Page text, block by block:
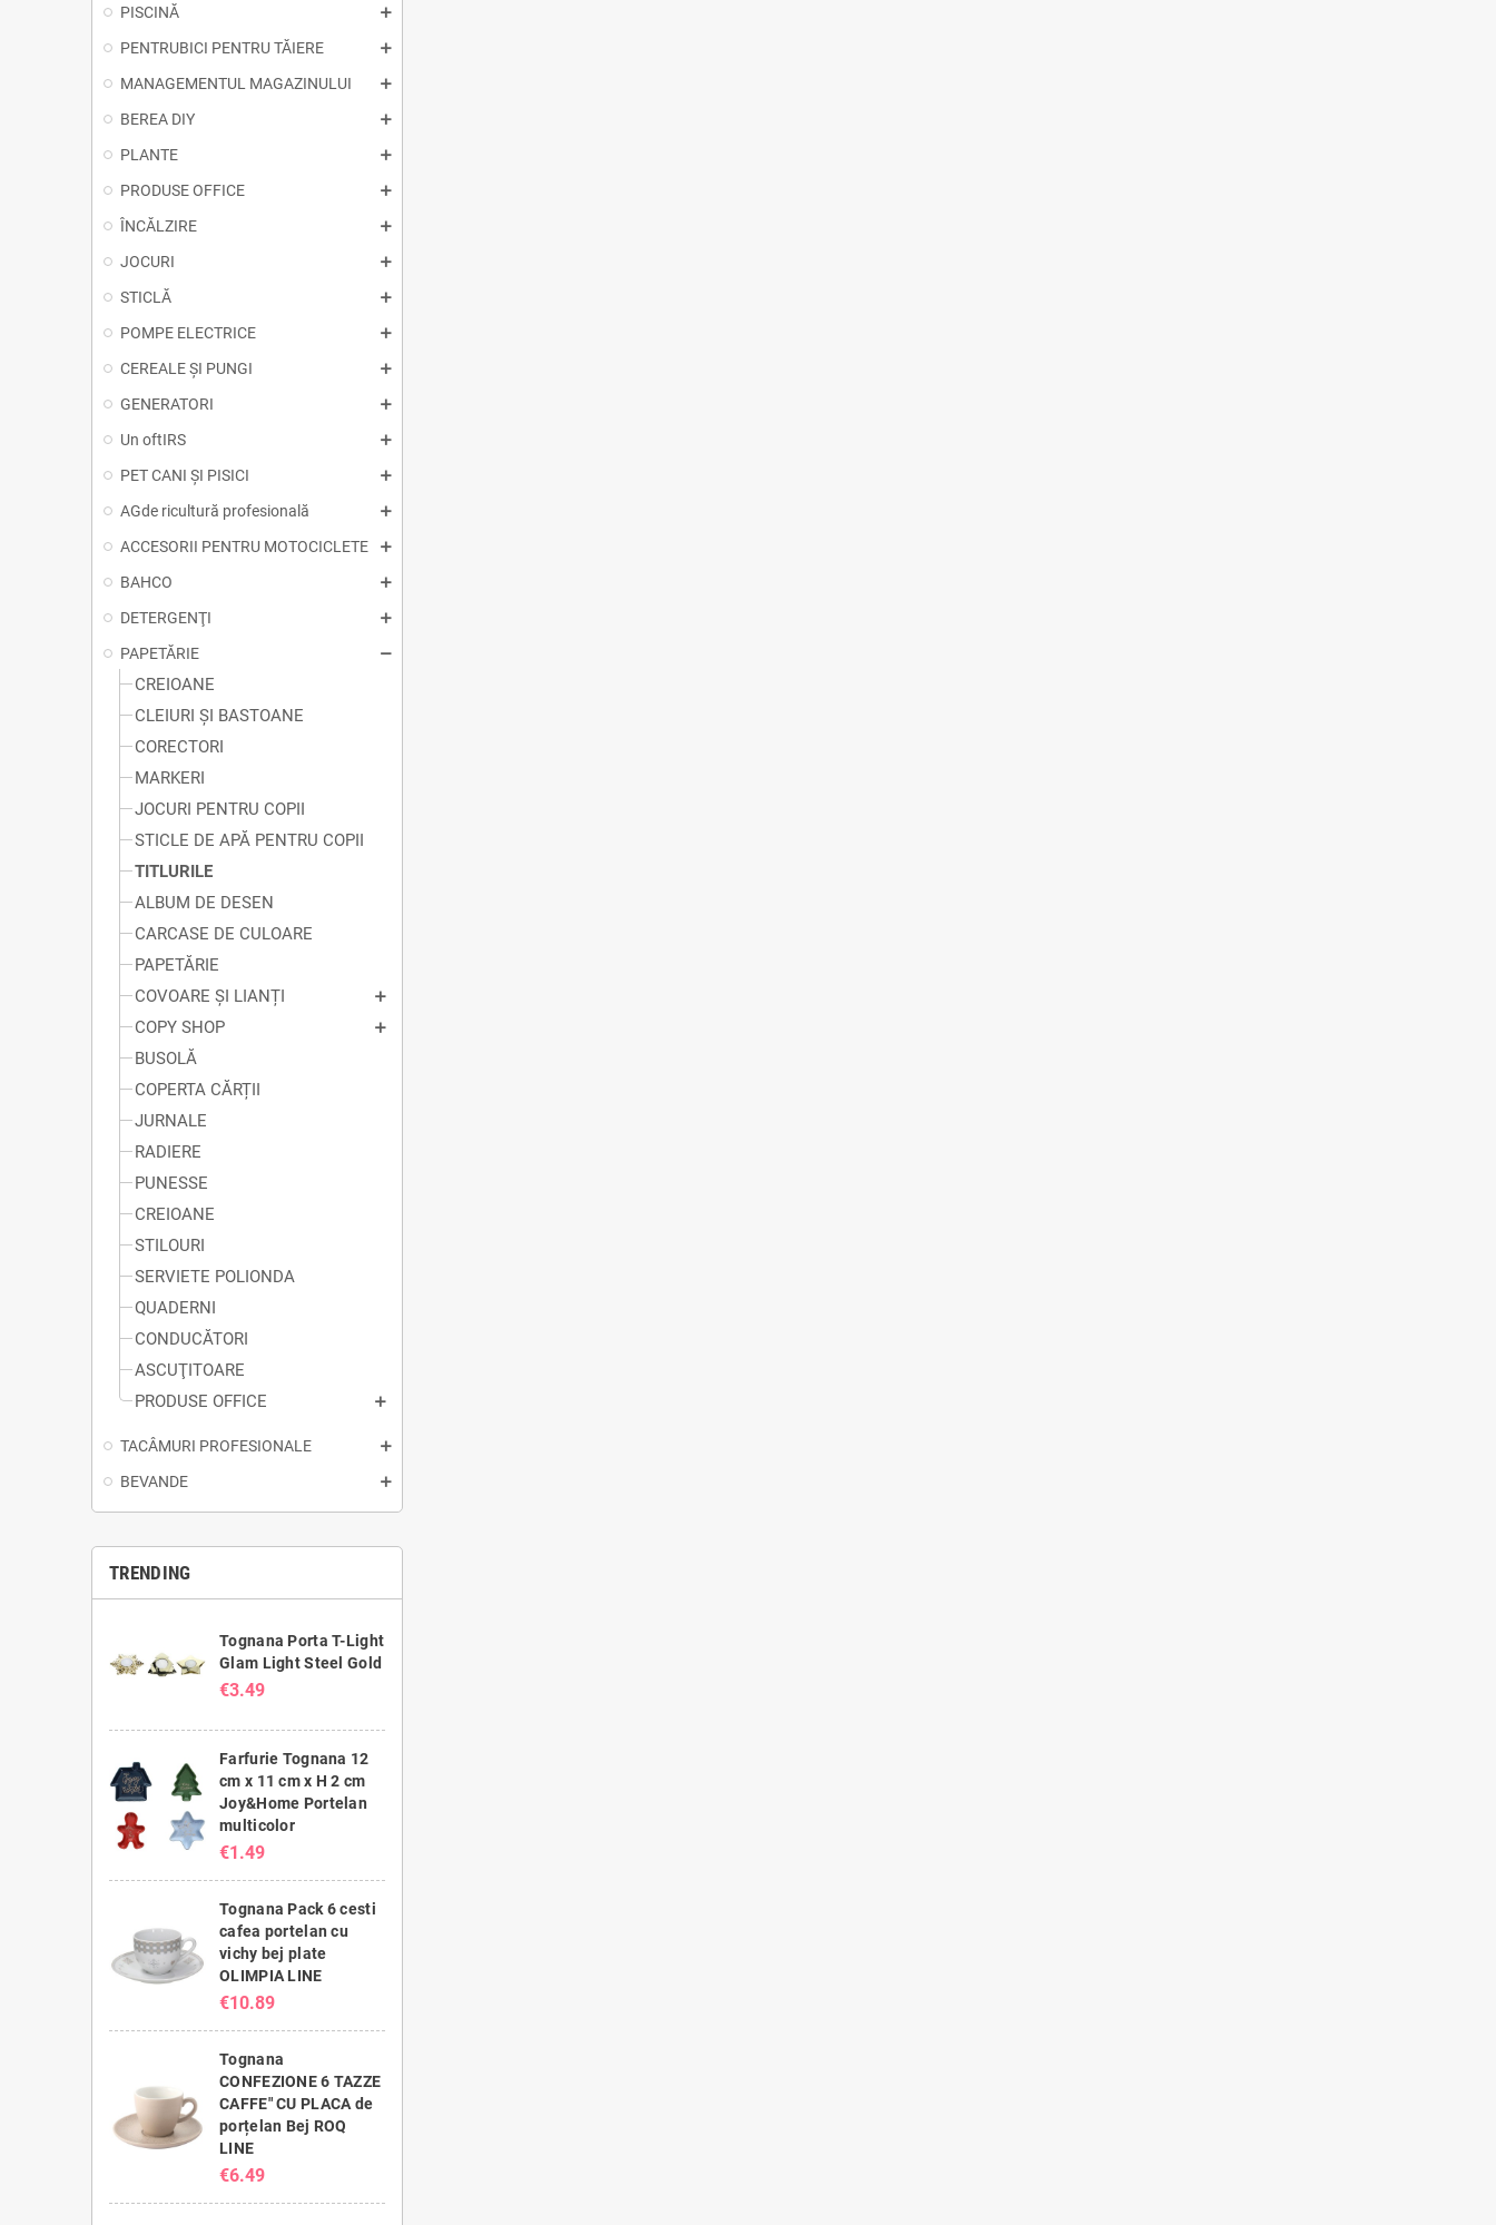
PISCINĂ
PENTRUBICI PENTRU TĂIERE
MANAGEMENTUL MAGAZINULUI
BEREA DIY
PLANTE
PRODUSE OFFICE
ÎNCĂLZIRE
JOCURI
STICLĂ
POMPE ELECTRICE
CEREALE ȘI PUNGI
GENERATORI
Un oftIRS
PET CANI ȘI PISICI
AGde ricultură profesională
ACCESORII PENTRU MOTOCICLETE
BAHCO
DETERGENŢI
PAPETĂRIE
CREIOANE
CLEIURI ȘI BASTOANE
CORECTORI
MARKERI
JOCURI PENTRU COPII
STICLE DE APĂ PENTRU COPII
TITLURILE
ALBUM DE DESEN
CARCASE DE CULOARE
PAPETĂRIE
COVOARE ȘI LIANȚI
COPY SHOP
BUSOLĂ
COPERTA CĂRȚII
JURNALE
RADIERE
PUNESSE
CREIOANE
STILOURI
SERVIETE POLIONDA
QUADERNI
CONDUCĂTORI
ASCUŢITOARE
PRODUSE OFFICE
TACÂMURI PROFESIONALE
BEVANDE
TRENDING
Tognana Porta T-Light
Glam Light Steel Gold
€3.49
Farfurie Tognana 12
cm x 11 cm x H 2 cm
Joy&Home Portelan
multicolor
€1.49
Tognana Pack 6 cesti
cafea portelan cu
vichy bej plate
OLIMPIA LINE
€10.89
Tognana
CONFEZIONE 6 TAZZE
CAFFE" CU PLACA de
porțelan Bej ROQ
LINE
€6.49